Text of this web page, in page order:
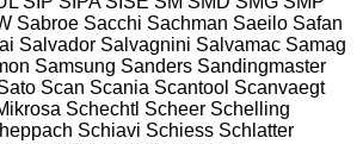
Sabroe Sacchi Sachman Saeilo Safan
Salvador Salvagnini Salvamac Samag
Samsung Sanders Sandingmaster
Scan Scania Scantool Scanvaegt
Schechtl Scheer Schelling
Schiavi Schiess Schlatter